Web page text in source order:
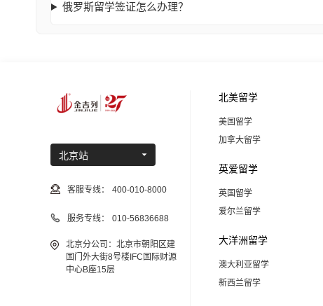
俄罗斯留学签证怎么办理？
北京站
客服专线： 400-010-8000
服务专线： 010-56836688
北京分公司：北京市朝阳区建
国门外大街8号楼IFC国际财源
中心B座15层
北美留学
美国留学
加拿大留学
英爱留学
英国留学
爱尔兰留学
大洋洲留学
澳大利亚留学
新西兰留学